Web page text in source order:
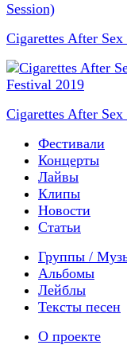
Cigarettes After
Cigarettes After
Фестивали
Концерты
Лайвы
Клипы
Новости
Статьи
Группы /
Альбомы
Лейблы
Тексты песен
О проекте